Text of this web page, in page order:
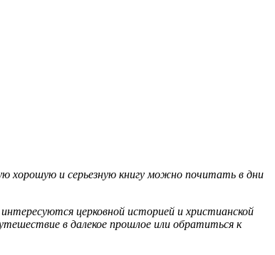
хорошую и серьезную книгу можно почитать в дни
церковной историей и христианской
в далекое прошлое или обратиться к